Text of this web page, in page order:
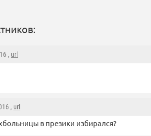
, url
, url
в презики избирался?